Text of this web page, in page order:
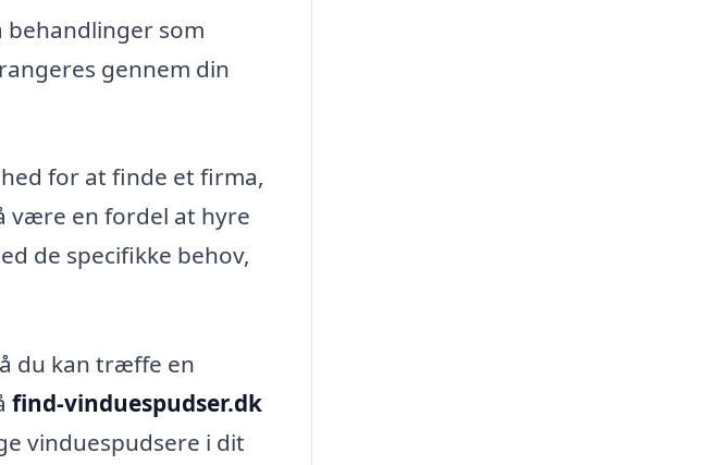
som
gennem din
for at finde et firma,
være en fordel at hyre
de specifikke behov,
du kan træffe en
find-vinduespudser.dk
vinduespudsere i dit